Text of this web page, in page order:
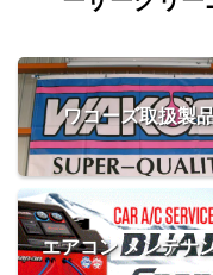
ワコーズ取扱製
エアコン メンテナ